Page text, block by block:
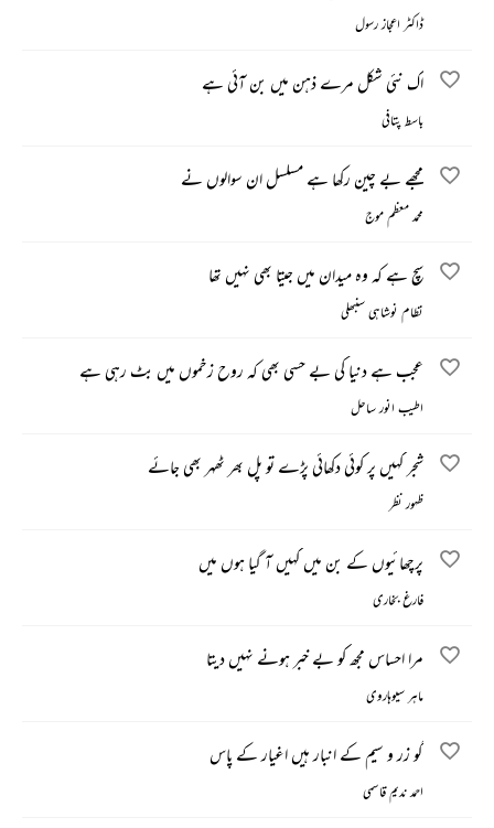
ڈاکٹر اعجاز رسول
اک نئی شکل مرے ذہن میں بن آئی ہے
باسط پتافی
مجھے بے چین رکھا ہے مسلسل ان سوالوں نے
محمد معظم موج
سچ ہے کہ وہ میدان میں جیتا بھی نہیں تھا
نظام نوشاہی سنبھلی
عجب ہے دنیا کی بے حسی بھی کہ روح زخموں میں بٹ رہی ہے
اطیب انور ساحل
شجر کہیں پر کوئی دکھائی پڑے تو پل بھر ٹھہر بھی جائے
ظہور نظر
پرچھائیوں کے بن میں کہیں آ گیا ہوں میں
فارغ بخاری
مرا احساس مجھ کو بے خبر ہونے نہیں دیتا
ماہر سیوہاروی
گو زر و سیم کے انبار ہیں اغیار کے پاس
احمد ندیم قاسمی